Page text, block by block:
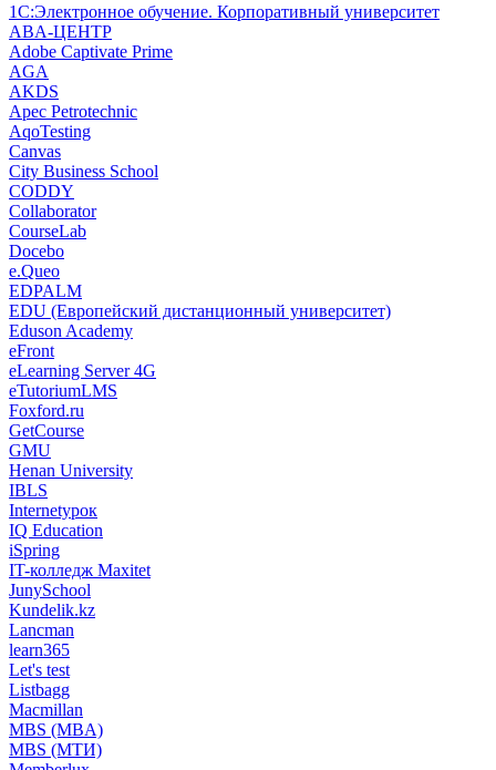
1С:Электронное обучение. Корпоративный университет
ABA-ЦЕНТР
Adobe Captivate Prime
AGA
AKDS
Apec Petrotechnic
AqoTesting
Canvas
City Business School
CODDY
Collaborator
CourseLab
Docebo
e.Queo
EDPALM
EDU (Европейский дистанционный университет)
Eduson Academy
eFront
eLearning Server 4G
eTutoriumLMS
Foxford.ru
GetCourse
GMU
Henan University
IBLS
Internetурок
IQ Education
iSpring
IT-колледж Maxitet
JunySchool
Kundelik.kz
Lancman
learn365
Let's test
Listbagg
Macmillan
MBS (MBA)
MBS (МТИ)